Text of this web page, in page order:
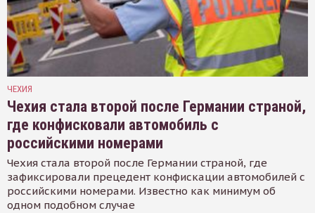
ЧЕХИЯ
Чехия стала второй после Германии страной,
где конфисковали автомобиль с
российскими номерами
Чехия стала второй после Германии страной, где
зафиксировали прецедент конфискации автомобилей с
российскими номерами. Известно как минимум об
одном подобном случае